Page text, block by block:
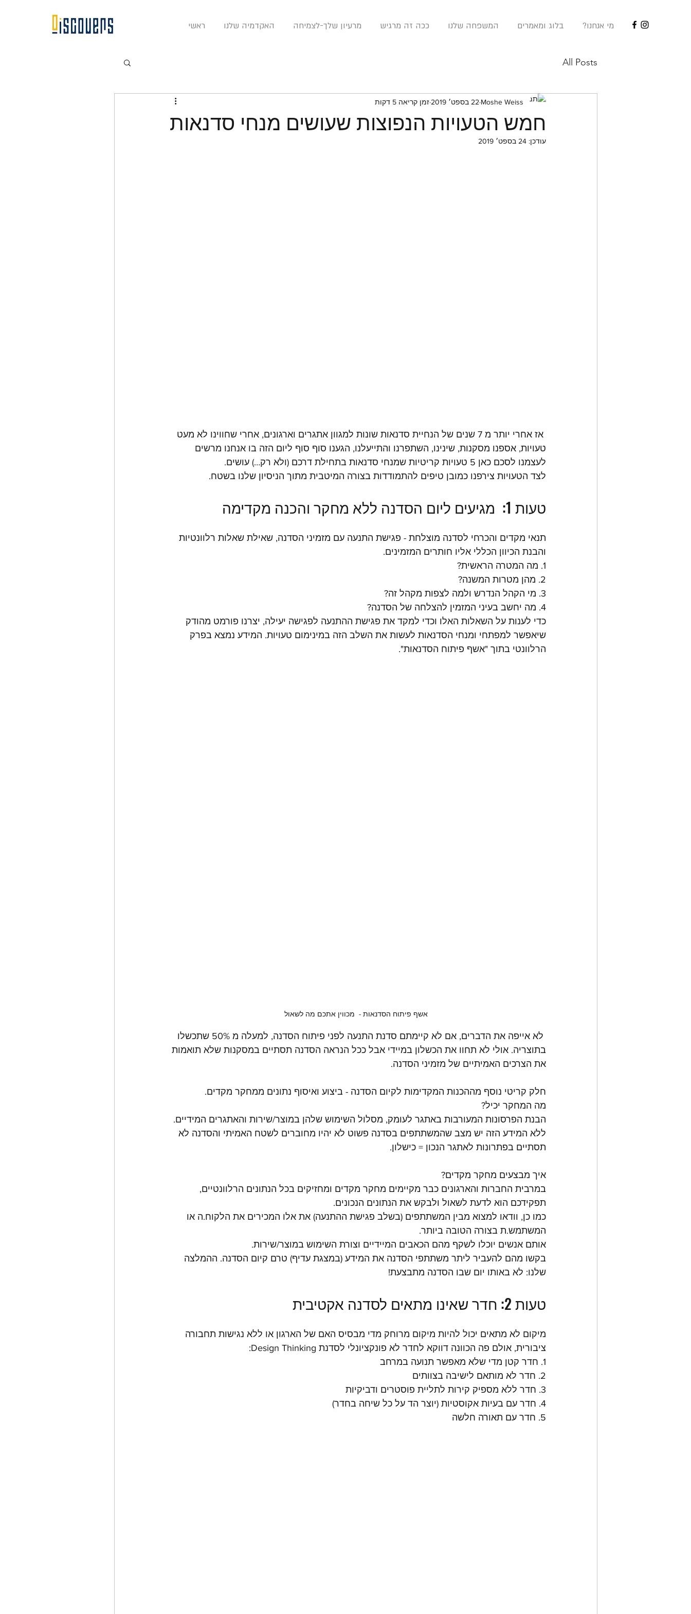
ראשי האקדמיה שלנו מרעיון שלך-לצמיחה ככה זה מרגיש המשפחה שלנו בלוג ומאמרים ?מי אנחנו
All Posts
חמש הטעויות הנפוצות שעושים מנחי סדנאות
Moshe Weiss 22 בספט׳ 2019 זמן קריאה 5 דקות
עודכן: 24 בספט׳ 2019
אז אחרי יותר מ 7 שנים של הנחיית סדנאות שונות למגוון אתגרים וארגונים, אחרי שחווינו לא מעט
טעויות, אספנו מסקנות, שינינו, השתפרנו והתייעלנו, הגענו סוף סוף ליום הזה בו אנחנו מרשים
לעצמנו לסכם כאן 5 טעויות קריטיות שמנחי סדנאות בתחילת דרכם (ולא רק…) עושים.
לצד הטעויות צירפנו כמובן טיפים להתמודדות בצורה המיטבית מתוך הניסיון שלנו בשטח.
טעות 1:  מגיעים ליום הסדנה ללא מחקר והכנה מקדימה
תנאי מקדים והכרחי לסדנה מוצלחת - פגישת התנעה עם מזמיני הסדנה, שאילת שאלות רלוונטיות
והבנת הכיוון הכללי אליו חותרים המזמינים.
1. מה המטרה הראשית?
2. מהן מטרות המשנה?
3. מי הקהל הנדרש ולמה לצפות מקהל זה?
4. מה יחשב בעיני המזמין להצלחה של הסדנה?
כדי לענות על השאלות האלו וכדי למקד את פגישת ההתנעה לפגישה יעילה, יצרנו פורמט מהודק
שיאפשר למפתחי ומנחי הסדנאות לעשות את השלב הזה במינימום טעויות. המידע נמצא בפרק
הרלוונטי בתוך "אשף פיתוח הסדנאות".
אשף פיתוח הסדנאות -  מכווין אתכם מה לשאול
לא אייפה את הדברים, אם לא קיימתם סדנת התנעה לפני פיתוח הסדנה, למעלה מ 50% שתכשלו
בתוצריה. אולי לא תחוו את הכשלון במיידי אבל ככל הנראה הסדנה תסתיים במסקנות שלא תואמות
את הצרכים האמיתיים של מזמיני הסדנה.
חלק קריטי נוסף מההכנות המקדימות לקיום הסדנה - ביצוע ואיסוף נתונים ממחקר מקדים.
מה המחקר יכיל?
הבנת הפרסונות המעורבות באתגר לעומק, מסלול השימוש שלהן במוצר/שירות והאתגרים המידיים.
ללא המידע הזה יש מצב שהמשתתפים בסדנה פשוט לא יהיו מחוברים לשטח האמיתי והסדנה לא
תסתיים בפתרונות לאתגר הנכון = כישלון.
איך מבצעים מחקר מקדים?
במרבית החברות והארגונים כבר מקיימים מחקר מקדים ומחזיקים בכל הנתונים הרלוונטיים,
תפקידכם הוא לדעת לשאול ולבקש את הנתונים הנכונים.
כמו כן, וודאו למצוא מבין המשתתפים (בשלב פגישת ההתנעה) את אלו המכירים את הלקוח.ה או
המשתמש.ת בצורה הטובה ביותר.
אותם אנשים יוכלו לשקף מהם הכאבים המיידיים וצורת השימוש במוצר/שירות.
בקשו מהם להעביר ליתר משתתפי הסדנה את המידע (במצגת עדיף) טרם קיום הסדנה. ההמלצה
שלנו: לא באותו יום שבו הסדנה מתבצעת!
טעות 2: חדר שאינו מתאים לסדנה אקטיבית
מיקום לא מתאים יכול להיות מיקום מרוחק מדי מבסיס האם של הארגון או ללא נגישות תחבורה
ציבורית, אולם פה הכוונה דווקא לחדר לא פונקציונלי לסדנת Design Thinking:
1. חדר קטן מדי שלא מאפשר תנועה במרחב
2. חדר לא מותאם לישיבה בצוותים
3. חדר ללא מספיק קירות לתליית פוסטרים ודביקיות
4. חדר עם בעיות אקוסטיות (יוצר הד על כל שיחה בחדר)
5. חדר עם תאורה חלשה